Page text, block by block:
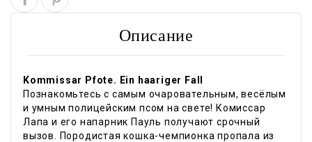
Описание
Kommissar Pfote. Ein haariger Fall
Познакомьтесь с самым очаровательным, весёлым
и умным полицейским псом на свете! Комиссар
Лапа и его напарник Пауль получают срочный
вызов. Породистая кошка-чемпионка пропала из